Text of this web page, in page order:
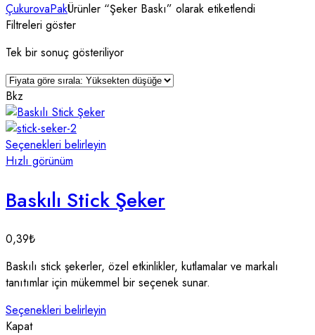
ÇukurovaPakÜrünler “Şeker Baskı” olarak etiketlendi
Filtreleri göster
Tek bir sonuç gösteriliyor
Bkz
Seçenekleri belirleyin
Hızlı görünüm
Baskılı Stick Şeker
0,39₺
Baskılı stick şekerler, özel etkinlikler, kutlamalar ve markalı
tanıtımlar için mükemmel bir seçenek sunar.
Seçenekleri belirleyin
Kapat